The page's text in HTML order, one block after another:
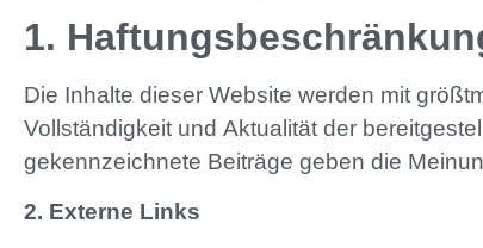
1.
Die Inhalte dieser Website werden mit
Vollständigkeit und Aktualität der
gekennzeichnete Beiträge geben die
2. Externe Links